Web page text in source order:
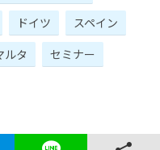
ドイツ
スペイン
ルタ
セミナー